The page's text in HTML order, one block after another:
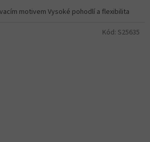
motivem Vysoké pohodlí a flexibilita
Kód: S25635